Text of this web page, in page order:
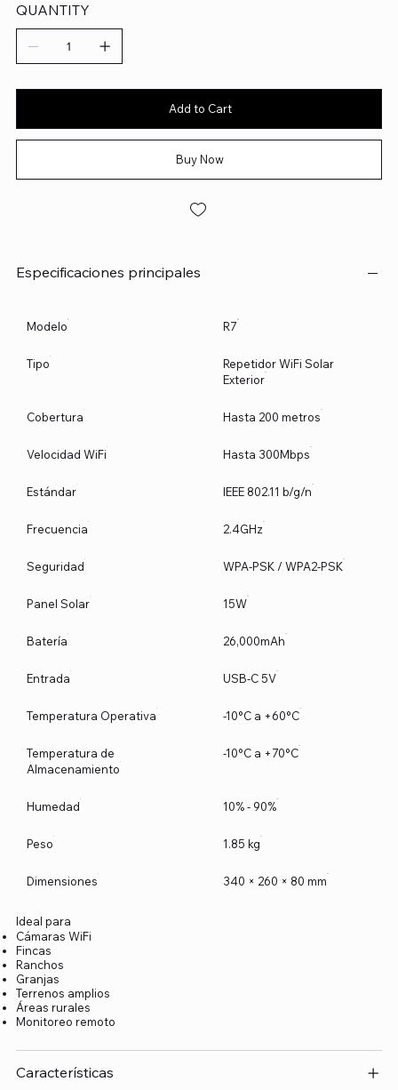
QUANTITY
Add to Cart
Buy Now
Especificaciones principales
Modelo R7
Tipo
Repetidor WiFi Solar
Exterior
Cobertura Hasta 200 metros
Velocidad WiFi Hasta 300Mbps
Estándar IEEE 802.11 b/g/n
Frecuencia 2.4GHz
Seguridad WPA-PSK / WPA2-PSK
Panel Solar 15W
Batería 26,000mAh
Entrada USB-C 5V
Temperatura Operativa -10°C a +60°C
Temperatura de
Almacenamiento
-10°C a +70°C
Humedad 10% - 90%
Peso 1.85 kg
Dimensiones 340 × 260 × 80 mm
Ideal para
Cámaras WiFi
Fincas
Ranchos
Granjas
Terrenos amplios
Áreas rurales
Monitoreo remoto
Características